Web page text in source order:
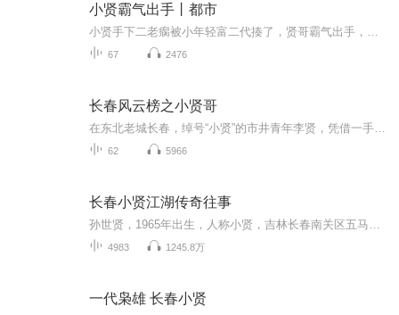
小贤霸气出手丨都市
67 2476
长春风云榜之小贤哥
62 5966
长春小贤江湖传奇往事
4983 1245.8万
一代枭雄 长春小贤